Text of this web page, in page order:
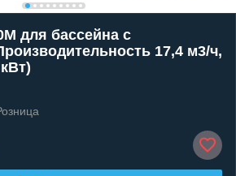
для бассейна c
17,4 м3/ч,